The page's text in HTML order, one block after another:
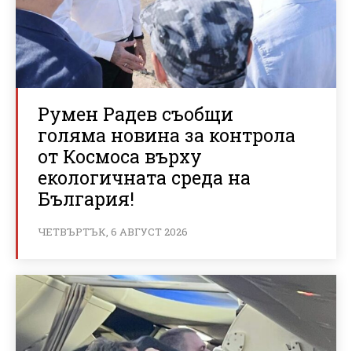
Румен Радев съобщи
голяма новина за контрола
от Космоса върху
екологичната среда на
България!
ЧЕТВЪРТЪК, 6 АВГУСТ 2026